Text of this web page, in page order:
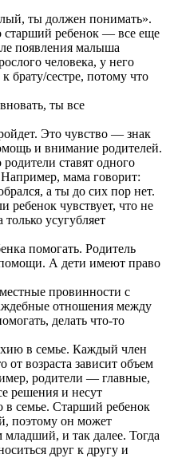
ты должен понимать».
старший ребенок — все еще
появления малыша
человека, у него
брату/сестре, потому что
ты все
Это чувство — знак
и внимание родителей.
ставят одного
мама говорит:
а ты до сих пор нет.
чувствует, что не
усугубляет
помогать. Родитель
А дети имеют право
провинности с
отношения между
делать что-то
в семье. Каждый член
возраста зависит объем
родители — главные,
решения и несут
в семье. Старший ребенок
поэтому он может
младший, и так далее. Тогда
друг к другу и